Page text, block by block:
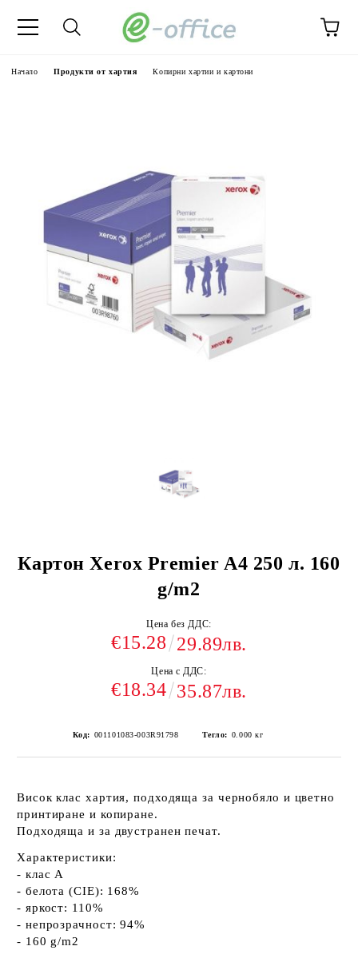
Начало Продукти от хартия Копирни хартии и картони
Картон Xerox Premier A4 250 л. 160
g/m2
Цена без ДДС:
€15.28 29.89лв.
Цена с ДДС:
€18.34 35.87лв.
Код: 001101083-003R91798 Тегло: 0.000 кг
Висок клас хартия, подходяща за чернобяло и цветно
принтиране и копиране.
Подходяща и за двустранен печат.
Характеристики:
- клас А
- белота (CIE): 168%
- яркост: 110%
- непрозрачност: 94%
- 160 g/m2